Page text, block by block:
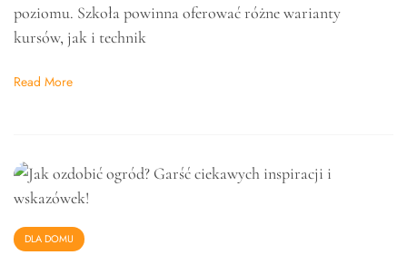
poziomu. Szkoła powinna oferować różne warianty
kursów, jak i technik
Read More
DLA DOMU